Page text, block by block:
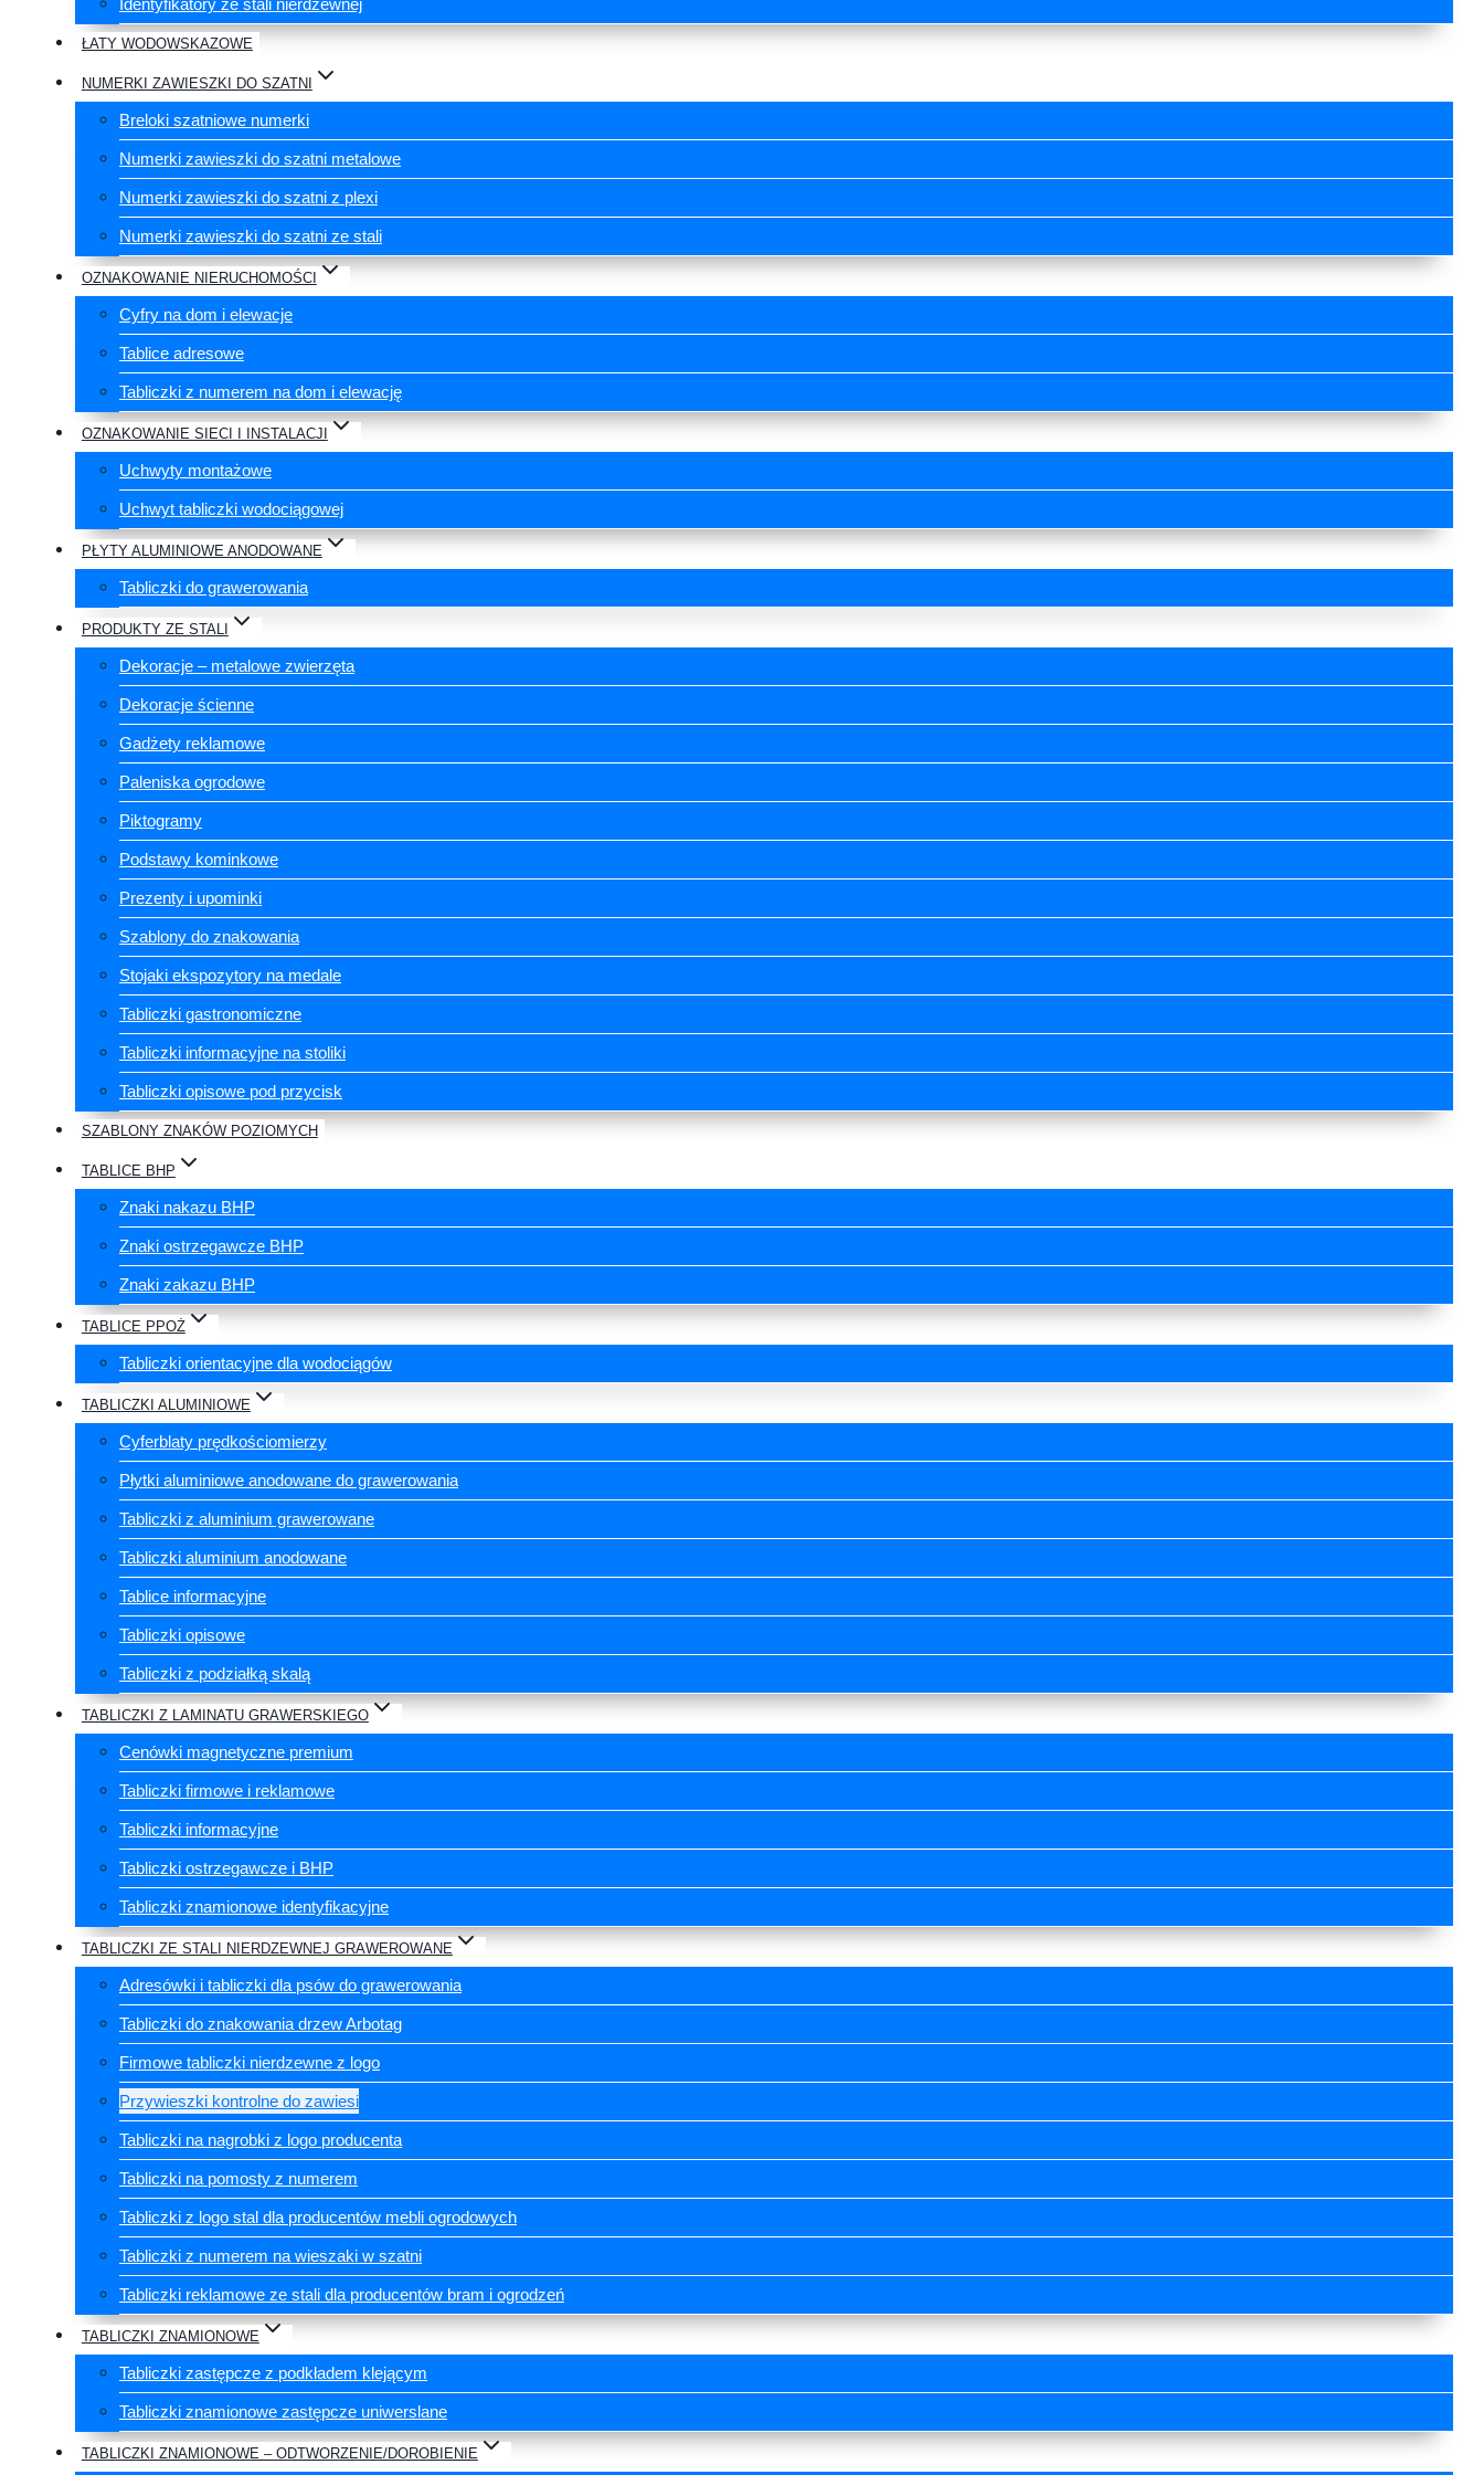
Identyfikatory ze stali nierdzewnej
ŁATY WODOWSKAZOWE
NUMERKI ZAWIESZKI DO SZATNI
Breloki szatniowe numerki
Numerki zawieszki do szatni metalowe
Numerki zawieszki do szatni z plexi
Numerki zawieszki do szatni ze stali
OZNAKOWANIE NIERUCHOMOŚCI
Cyfry na dom i elewacje
Tablice adresowe
Tabliczki z numerem na dom i elewację
OZNAKOWANIE SIECI I INSTALACJI
Uchwyty montażowe
Uchwyt tabliczki wodociągowej
PŁYTY ALUMINIOWE ANODOWANE
Tabliczki do grawerowania
PRODUKTY ZE STALI
Dekoracje – metalowe zwierzęta
Dekoracje ścienne
Gadżety reklamowe
Paleniska ogrodowe
Piktogramy
Podstawy kominkowe
Prezenty i upominki
Szablony do znakowania
Stojaki ekspozytory na medale
Tabliczki gastronomiczne
Tabliczki informacyjne na stoliki
Tabliczki opisowe pod przycisk
SZABLONY ZNAKÓW POZIOMYCH
TABLICE BHP
Znaki nakazu BHP
Znaki ostrzegawcze BHP
Znaki zakazu BHP
TABLICE PPOŻ
Tabliczki orientacyjne dla wodociągów
TABLICZKI ALUMINIOWE
Cyferblaty prędkościomierzy
Płytki aluminiowe anodowane do grawerowania
Tabliczki z aluminium grawerowane
Tabliczki aluminium anodowane
Tablice informacyjne
Tabliczki opisowe
Tabliczki z podziałką skalą
TABLICZKI Z LAMINATU GRAWERSKIEGO
Cenówki magnetyczne premium
Tabliczki firmowe i reklamowe
Tabliczki informacyjne
Tabliczki ostrzegawcze i BHP
Tabliczki znamionowe identyfikacyjne
TABLICZKI ZE STALI NIERDZEWNEJ GRAWEROWANE
Adresówki i tabliczki dla psów do grawerowania
Tabliczki do znakowania drzew Arbotag
Firmowe tabliczki nierdzewne z logo
Przywieszki kontrolne do zawiesi
Tabliczki na nagrobki z logo producenta
Tabliczki na pomosty z numerem
Tabliczki z logo stal dla producentów mebli ogrodowych
Tabliczki z numerem na wieszaki w szatni
Tabliczki reklamowe ze stali dla producentów bram i ogrodzeń
TABLICZKI ZNAMIONOWE
Tabliczki zastępcze z podkładem klejącym
Tabliczki znamionowe zastępcze uniwerslane
TABLICZKI ZNAMIONOWE – ODTWORZENIE/DOROBIENIE